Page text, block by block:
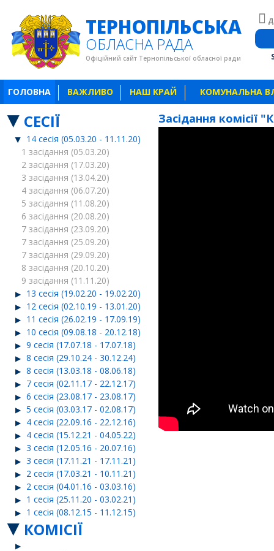
ТЕРНОПІЛЬСЬКА
ОБЛАСНА РАДА
Офіційний сайт Тернопільської обласної ради
ГОЛОВНА ВАЖЛИВО НАШ КРАЙ КОМУНАЛЬНА
СЕСІЇ
14 сесія (05.03.20 - 11.11.20)
1 засідання (05.03.20)
2 засідання (17.03.20)
3 засідання (13.04.20)
4 засідання (06.07.20)
5 засідання (11.08.20)
6 засідання (20.08.20)
7 засідання (23.09.20)
7 засідання (25.09.20)
7 засідання (29.09.20)
8 засідання (20.10.20)
9 засідання (11.11.20)
13 сесія (19.02.20 - 19.02.20)
12 сесія (02.10.19 - 13.01.20)
11 сесія (26.02.19 - 17.09.19)
10 сесія (09.08.18 - 20.12.18)
9 сесія (17.07.18 - 17.07.18)
8 сесія (29.10.24 - 30.12.24)
8 сесія (13.03.18 - 08.06.18)
7 сесія (02.11.17 - 22.12.17)
6 сесія (23.08.17 - 23.08.17)
5 сесія (03.03.17 - 02.08.17)
4 сесія (22.09.16 - 22.12.16)
4 сесія (15.12.21 - 04.05.22)
3 сесія (12.05.16 - 20.07.16)
3 сесія (17.11.21 - 17.11.21)
2 сесія (17.03.21 - 10.11.21)
2 сесія (04.01.16 - 03.03.16)
1 сесія (25.11.20 - 03.02.21)
1 сесія (08.12.15 - 11.12.15)
КОМІСІЇ
Засідання комісії